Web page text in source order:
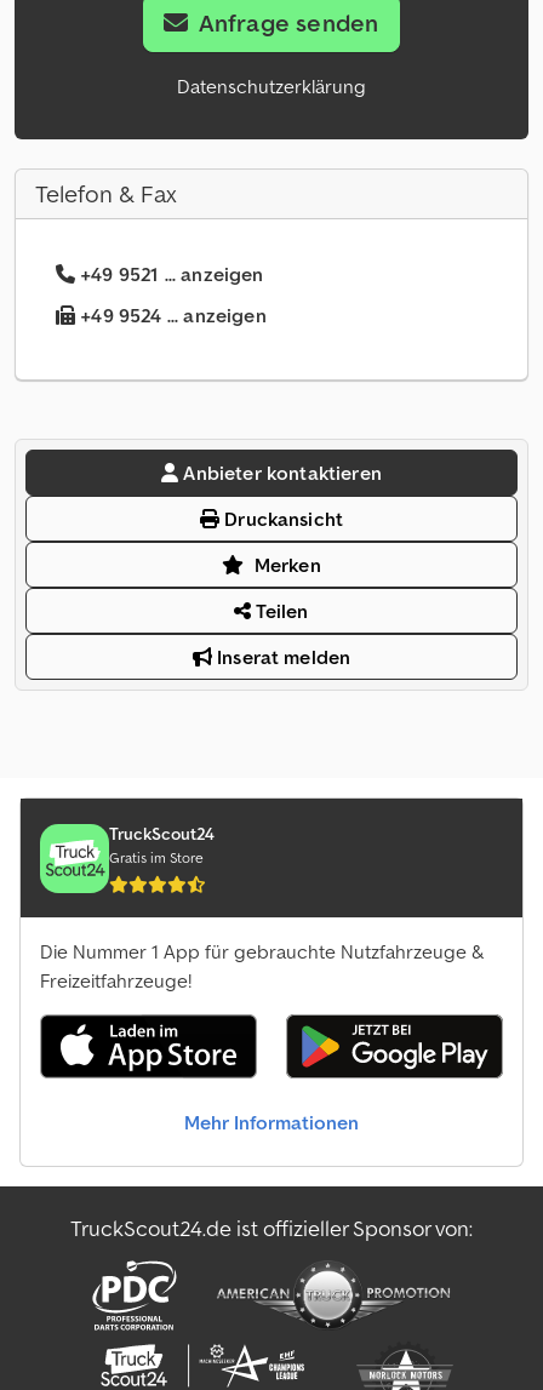
Anfrage senden
Datenschutzerklärung
Telefon & Fax
+49 9521 ... anzeigen
+49 9524 ... anzeigen
Anbieter kontaktieren
Druckansicht
Merken
Teilen
Inserat melden
TruckScout24
Gratis im Store
Die Nummer 1 App für gebrauchte Nutzfahrzeuge &
Freizeitfahrzeuge!
Mehr Informationen
TruckScout24.de ist offizieller Sponsor von: